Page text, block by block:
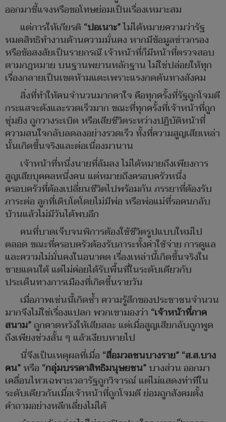
ออกมาชี้แจงหรือขอโทษย่อมเป็นเรื่องเหมาะสม
แต่การให้เกียรติ “ปอเนาะ”ไม่ได้หมายความว่ารัฐ
หมดสิทธิทำงานด้านความมั่นคง หากมีข้อมูลข่าวกรอง
หรือข้อสงสัยเป็นรายกรณี เจ้าหน้าที่ก็มีหน้าที่ตรวจสอบ
ตามกฎหมาย บนฐานพยานหลักฐาน ไม่ใช่ปล่อยให้ทุก
เรื่องกลายเป็นเขตห้ามแตะเพราะแรงกดดันทางสังคม
สิ่งที่ทำให้คนจำนวนมากคาใจ คือทุกครั้งที่รัฐถูกโจมตี
กระแสจะดังและรวดเร็วมาก ขณะที่ทุกครั้งที่เจ้าหน้าที่ถูก
ซุ่มยิง ถูกวางระเบิด หรือเสียชีวิตระหว่างปฏิบัติหน้าที่
ความสนใจกลับลดลงอย่างรวดเร็ว ทั้งที่ความสูญเสียเหล่า
นั้นเกิดขึ้นจริงและต่อเนื่องมานาน
เจ้าหน้าที่หนึ่งนายที่ล้มลง ไม่ได้หมายถึงเพียงการ
สูญเสียบุคคลหนึ่งคน แต่หมายถึงครอบครัวหนึ่ง
ครอบครัวที่ต้องเปลี่ยนชีวิตไปพร้อมกัน ภรรยาที่ต้องรับ
ภาระต่อ ลูกที่เติบโตโดยไม่มีพ่อ หรือพ่อแม่ที่รอคนกลับ
บ้านแล้วไม่มีวันได้พบอีก
คนที่บาดเจ็บจนพิการต้องใช้ชีวิตรูปแบบใหม่ไป
ตลอด ขณะที่ครอบครัวต้องรับภาระทั้งค่าใช้จ่าย การดูแล
และความไม่มั่นคงในอนาคต เรื่องเหล่านี้เกิดขึ้นจริงใน
ชายแดนใต้ แต่ไม่ค่อยได้รับพื้นที่ในระดับเดียวกับ
ประเด็นทางการเมืองที่เกิดขึ้นรายวัน
เมื่อภาพเช่นนี้เกิดซ้ำ ความรู้สึกของประชาชนจำนวน
มากจึงไม่ใช่เรื่องแปลก พวกเขามองว่า “เจ้าหน้าที่ภาค
สนาม”ถูกคาดหวังให้เสียสละ แต่เมื่อสูญเสียกลับถูกพูด
ถึงเพียงช่วงสั้น ๆ แล้วเงียบหายไป
นี่จึงเป็นเหตุผลที่เมื่อ “สื่อมวลชนบางราย” “ส.ส.บาง
คน”หรือ “กลุ่มบรรดาสิทธิมนุษยชน”บางส่วน ออกมา
เคลื่อนไหวเฉพาะเวลารัฐถูกวิจารณ์ แต่ไม่แสดงท่าทีใน
ระดับเดียวกันเมื่อเจ้าหน้าที่ถูกโจมตี ย่อมถูกสังคมตั้ง
คำถามอย่างหลีกเลี่ยงไม่ได้